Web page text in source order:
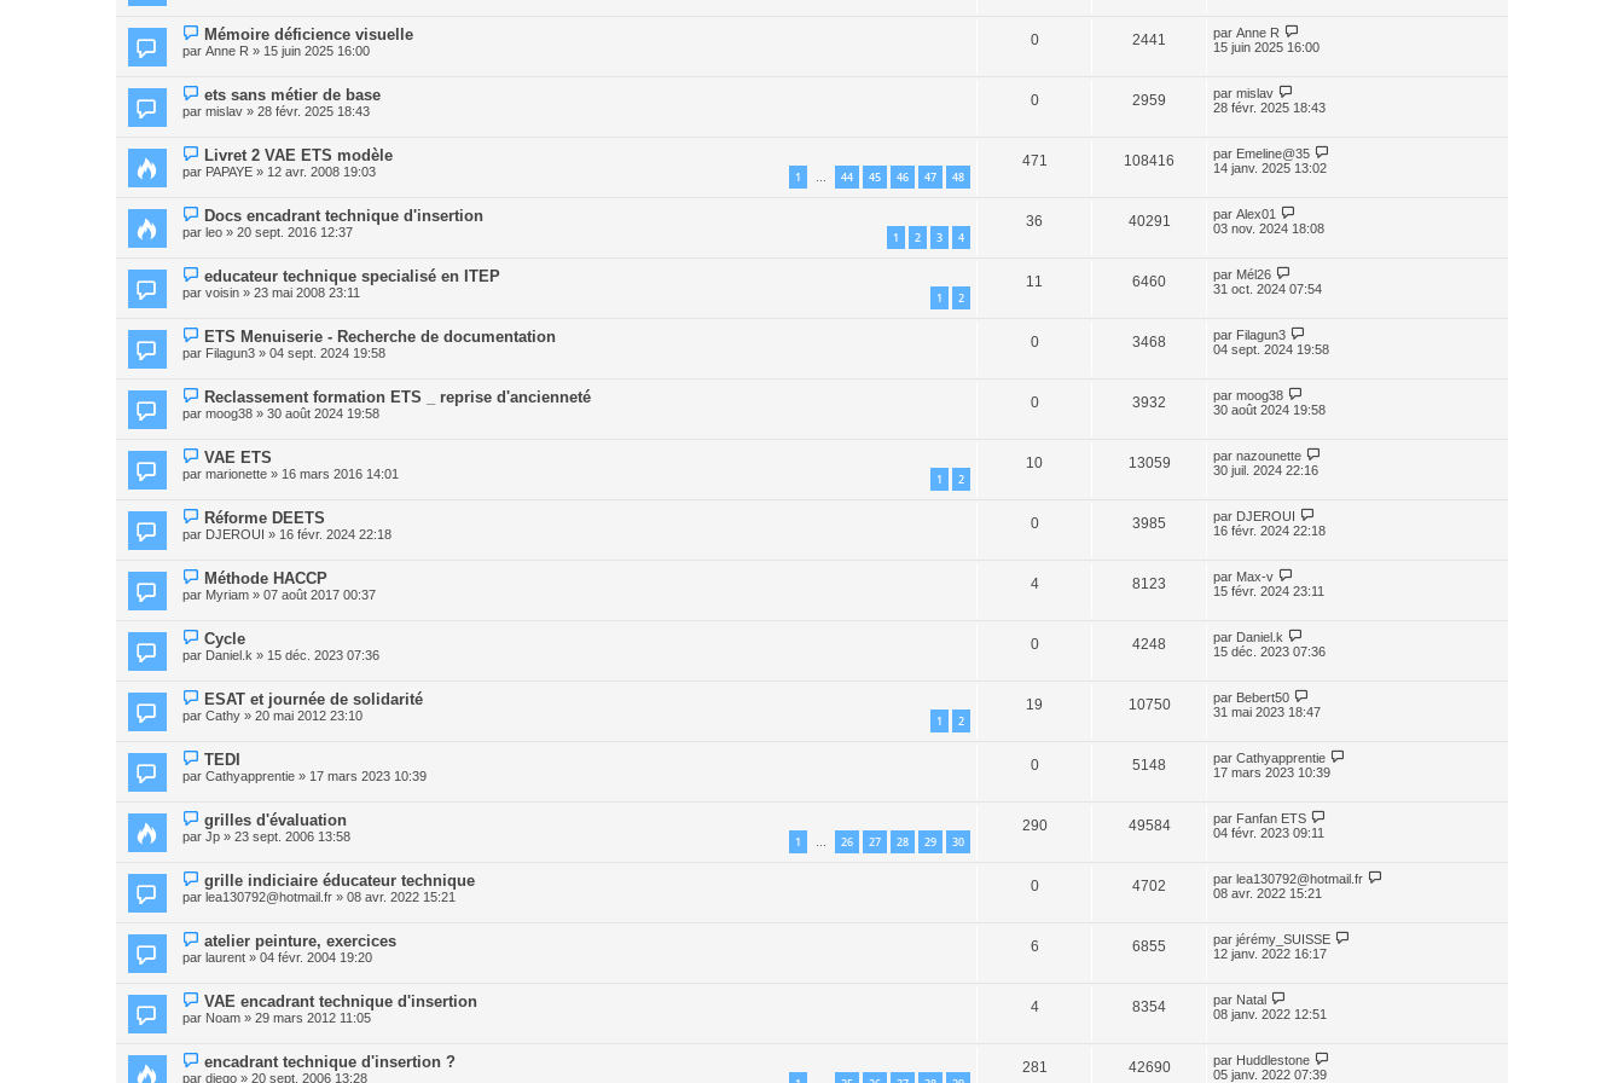
Mémoire déficience visuelle
par Anne R » 15 juin 2025 16:00
0 2441 par Anne R
15 juin 2025 16:00
ets sans métier de base
par mislav » 28 févr. 2025 18:43
0 2959 par mislav
28 févr. 2025 18:43
Livret 2 VAE ETS modèle
par PAPAYE » 12 avr. 2008 19:03 1 … 44 45 46 47 48
471 108416 par Emeline@35
14 janv. 2025 13:02
Docs encadrant technique d'insertion
par leo » 20 sept. 2016 12:37 1 2 3 4
36 40291 par Alex01
03 nov. 2024 18:08
educateur technique specialisé en ITEP
par voisin » 23 mai 2008 23:11 1 2
11 6460 par Mél26
31 oct. 2024 07:54
ETS Menuiserie - Recherche de documentation
par Filagun3 » 04 sept. 2024 19:58
0 3468 par Filagun3
04 sept. 2024 19:58
Reclassement formation ETS _ reprise d'ancienneté
par moog38 » 30 août 2024 19:58
0 3932 par moog38
30 août 2024 19:58
VAE ETS
par marionette » 16 mars 2016 14:01 1 2
10 13059 par nazounette
30 juil. 2024 22:16
Réforme DEETS
par DJEROUI » 16 févr. 2024 22:18
0 3985 par DJEROUI
16 févr. 2024 22:18
Méthode HACCP
par Myriam » 07 août 2017 00:37
4 8123 par Max-v
15 févr. 2024 23:11
Cycle
par Daniel.k » 15 déc. 2023 07:36
0 4248 par Daniel.k
15 déc. 2023 07:36
ESAT et journée de solidarité
par Cathy » 20 mai 2012 23:10 1 2
19 10750 par Bebert50
31 mai 2023 18:47
TEDI
par Cathyapprentie » 17 mars 2023 10:39
0 5148 par Cathyapprentie
17 mars 2023 10:39
grilles d'évaluation
par Jp » 23 sept. 2006 13:58 1 … 26 27 28 29 30
290 49584 par Fanfan ETS
04 févr. 2023 09:11
grille indiciaire éducateur technique
par lea130792@hotmail.fr » 08 avr. 2022 15:21
0 4702 par lea130792@hotmail.fr
08 avr. 2022 15:21
atelier peinture, exercices
par laurent » 04 févr. 2004 19:20
6 6855 par jérémy_SUISSE
12 janv. 2022 16:17
VAE encadrant technique d'insertion
par Noam » 29 mars 2012 11:05
4 8354 par Natal
08 janv. 2022 12:51
encadrant technique d'insertion ?
par diego » 20 sept. 2006 13:28
281 42690 par Huddlestone
05 janv. 2022 07:39